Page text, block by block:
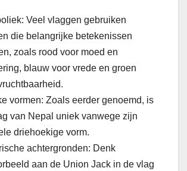
Veel vlaggen gebruiken
die belangrijke betekenissen
zoals rood voor moed en
blauw voor vrede en groen
vormen: Zoals eerder genoemd, is
van Nepal uniek vanwege zijn
driehoekige vorm.
achtergronden: Denk
aan de Union Jack in de vlag